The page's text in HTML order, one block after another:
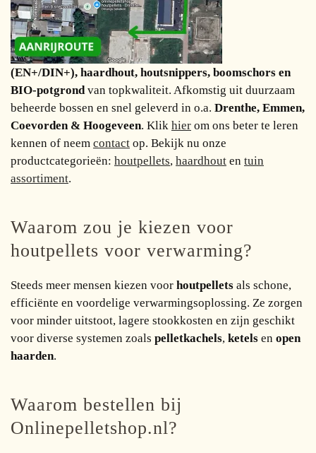
(EN+/DIN+), haardhout, houtsnippers, boomschors en
BIO-potgrondvan topkwaliteit. Afkomstig uit duurzaam
beheerde bossen en snel geleverd in o.a. Drenthe, Emmen,
Coevorden & Hoogeveen. Klik hier om ons beter te leren
kennen of neem contact op. Bekijk nu onze
productcategorieën: houtpellets, haardhout en tuin
assortiment.
Waarom zou je kiezen voor
houtpellets voor verwarming?
Steeds meer mensen kiezen voor houtpellets als schone,
efficiënte en voordelige verwarmingsoplossing. Ze zorgen
voor minder uitstoot, lagere stookkosten en zijn geschikt
voor diverse systemen zoals pelletkachels, ketels en open
haarden.
Waarom bestellen bij
Onlinepelletshop.nl?